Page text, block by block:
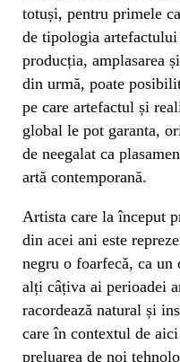
totuși, pentru primele
de tipologia
producția, amplasarea
din urmă, poate
pe care artefactul și
global le pot garanta,
de neegalat ca
artă contemporană.
Artista care la început
din acei ani este
negru o foarfecă, ca
alți câțiva ai perioadei
racordează natural și
care în contextul de
preluarea de noi